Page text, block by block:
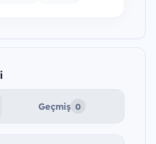
Geçmiş 0